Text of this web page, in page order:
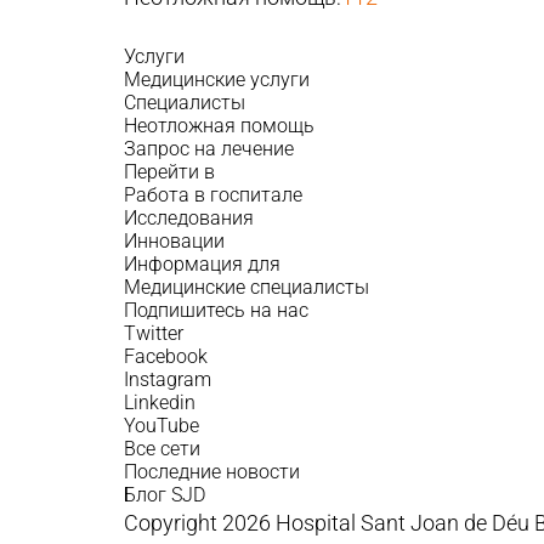
Услуги
Медицинские услуги
Специалисты
Неотложная помощь
Запрос на лечение
Перейти в
Работа в госпитале
Исследования
Инновации
Информация для
Медицинские специалисты
Подпишитесь на нас
Twitter
Facebook
Instagram
Linkedin
YouTube
Все сети
Последние новости
Блог SJD
Copyright 2026 Hospital Sant Joan de Déu